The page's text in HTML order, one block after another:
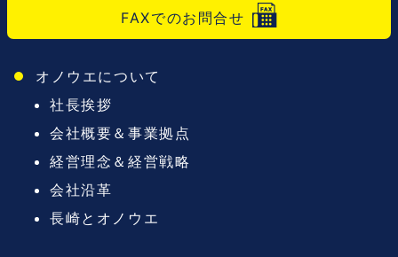
FAXでのお問合せ
オノウエについて
社長挨拶
会社概要＆事業拠点
経営理念＆経営戦略
会社沿革
長崎とオノウエ